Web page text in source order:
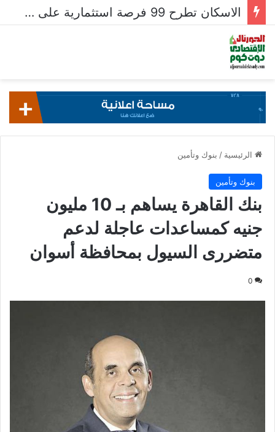
الاسكان تطرح 99 فرصة استثمارية على بوابة خدمات المستثمرين للشركات المصرية واستقبال 204 طلبات للشركات الأجنبية
الرئيسية / بنوك وتأمين
بنوك وتأمين
بنك القاهرة يساهم بـ 10 مليون
جنيه كمساعدات عاجلة لدعم
متضررى السيول بمحافظة أسوان
0